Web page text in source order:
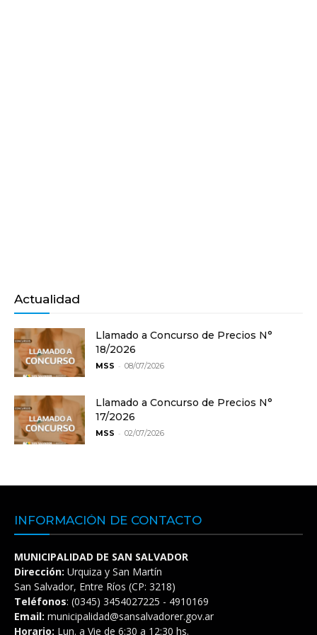
Actualidad
Llamado a Concurso de Precios N°
18/2026
MSS - 08/07/2026
Llamado a Concurso de Precios N°
17/2026
MSS - 02/07/2026
INFORMACIÓN DE CONTACTO
MUNICIPALIDAD DE SAN SALVADOR
Dirección: Urquiza y San Martín
San Salvador, Entre Ríos (CP: 3218)
Teléfonos: (0345) 3454027225 - 4910169
Email: municipalidad@sansalvadorer.gov.ar
Horario: Lun. a Vie de 6:30 a 12:30 hs.